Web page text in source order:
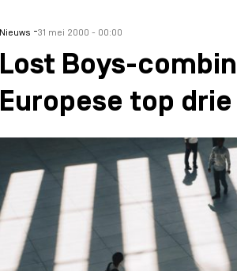
Nieuws -31 mei 2000 - 00:00
Lost Boys-
Europese top drie